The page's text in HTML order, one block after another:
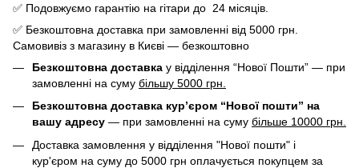
✅ Подовжуємо гарантію на гітари до 24 місяців.
✅ Безкоштовна доставка при замовленні від 5000 грн.
Самовивіз з магазину в Києві — безкоштовно
Безкоштовна доставка у відділення “Нової Пошти” — при
замовленні на суму більшу 5000 грн.
Безкоштовна доставка кур’єром “Нової пошти” на
вашу адресу — при замовленні на суму більше 10000 грн.
Доставка замовлення у відділення "Нової пошти" і
кур'єром на суму до 5000 грн оплачується покупцем за